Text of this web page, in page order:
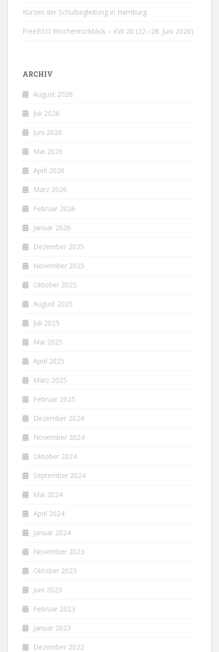
Kürzen der Schulbegleitung in Hamburg
FreeBSD Wochenrückblick – KW 26 (22.–28. Juni 2026)
ARCHIV
August 2026
Juli 2026
Juni 2026
Mai 2026
April 2026
März 2026
Februar 2026
Januar 2026
Dezember 2025
November 2025
Oktober 2025
August 2025
Juli 2025
Mai 2025
April 2025
März 2025
Februar 2025
Dezember 2024
November 2024
Oktober 2024
September 2024
Mai 2024
April 2024
Januar 2024
November 2023
Oktober 2023
Juni 2023
Februar 2023
Januar 2023
Dezember 2022